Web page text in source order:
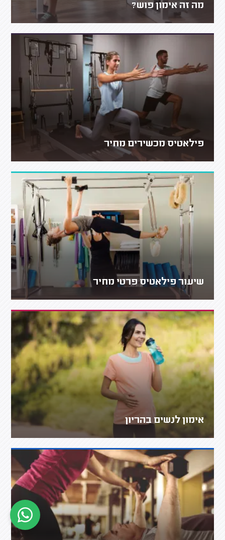
מה זה אימון פוש?
פילאטיס מכשירים מחיר
שיעור פילאטיס פרטי מחיר
אימון לנשים בהריון